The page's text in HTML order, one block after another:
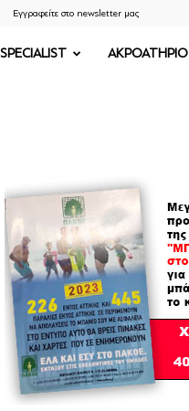
Εγγραφείτε στο newsletter μας
ΑΚΡΟΑΤΗΡΙΟ